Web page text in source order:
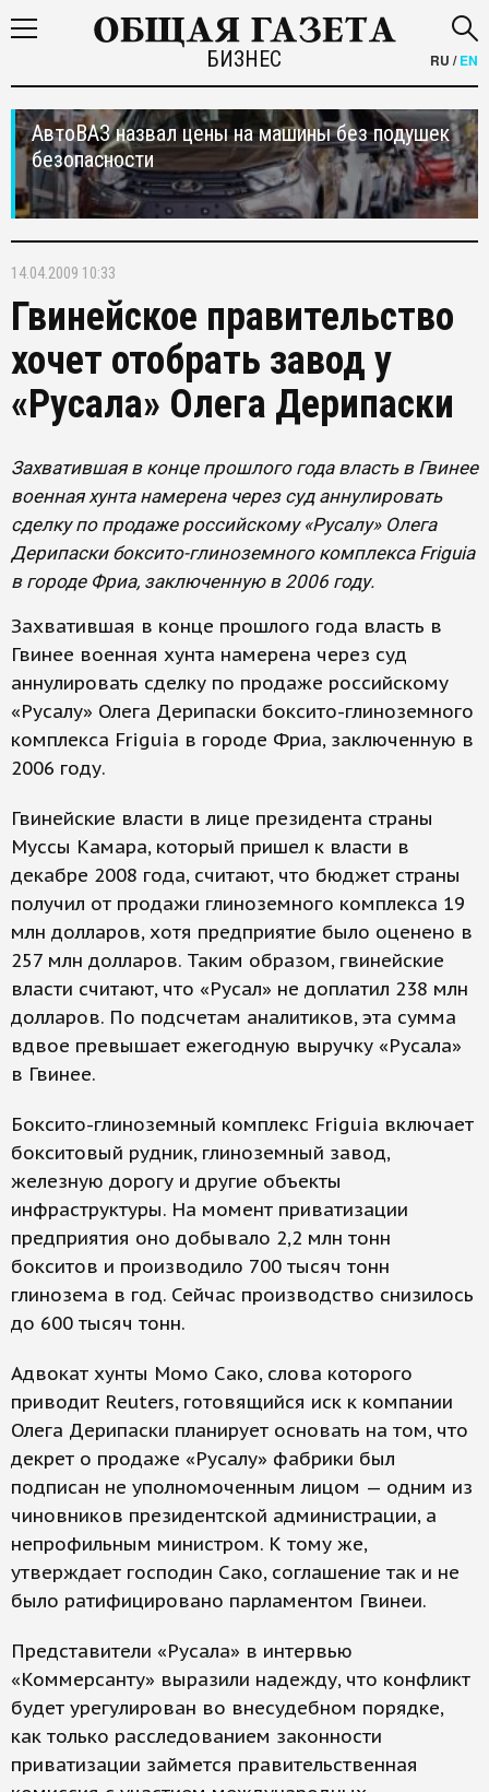
БИЗНЕС RU /EN
АвтоВАЗ назвал цены на машины без подушек
безопасности
14.04.2009 10:33
Гвинейское правительство
хочет отобрать завод у
«Русала» Олега Дерипаски
Захватившая в конце прошлого года власть в Гвинее
военная хунта намерена через суд аннулировать
сделку по продаже российскому «Русалу» Олега
Дерипаски боксито-глиноземного комплекса Friguia
в городе Фриа, заключенную в 2006 году.
Захватившая в конце прошлого года власть в
Гвинее военная хунта намерена через суд
аннулировать сделку по продаже российскому
«Русалу» Олега Дерипаски боксито-глиноземного
комплекса Friguia в городе Фриа, заключенную в
2006 году.
Гвинейские власти в лице президента страны
Муссы Камара, который пришел к власти в
декабре 2008 года, считают, что бюджет страны
получил от продажи глиноземного комплекса 19
млн долларов, хотя предприятие было оценено в
257 млн долларов. Таким образом, гвинейские
власти считают, что «Русал» не доплатил 238 млн
долларов. По подсчетам аналитиков, эта сумма
вдвое превышает ежегодную выручку «Русала»
в Гвинее.
Боксито-глиноземный комплекс Friguia включает
бокситовый рудник, глиноземный завод,
железную дорогу и другие объекты
инфраструктуры. На момент приватизации
предприятия оно добывало 2,2 млн тонн
бокситов и производило 700 тысяч тонн
глинозема в год. Сейчас производство снизилось
до 600 тысяч тонн.
Адвокат хунты Момо Сако, слова которого
приводит Reuters, готовящийся иск к компании
Олега Дерипаски планирует основать на том, что
декрет о продаже «Русалу» фабрики был
подписан не уполномоченным лицом — одним из
чиновников президентской администрации, а
непрофильным министром. К тому же,
утверждает господин Сако, соглашение так и не
было ратифицировано парламентом Гвинеи.
Представители «Русала» в интервью
«Коммерсанту» выразили надежду, что конфликт
будет урегулирован во внесудебном порядке,
как только расследованием законности
приватизации займется правительственная